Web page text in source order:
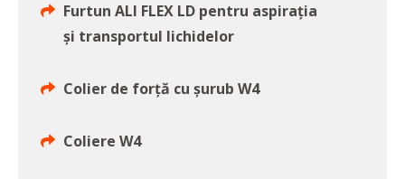
Furtun ALI FLEX LD pentru aspiraţia
şi transportul lichidelor
Colier de forță cu șurub W4
Coliere W4